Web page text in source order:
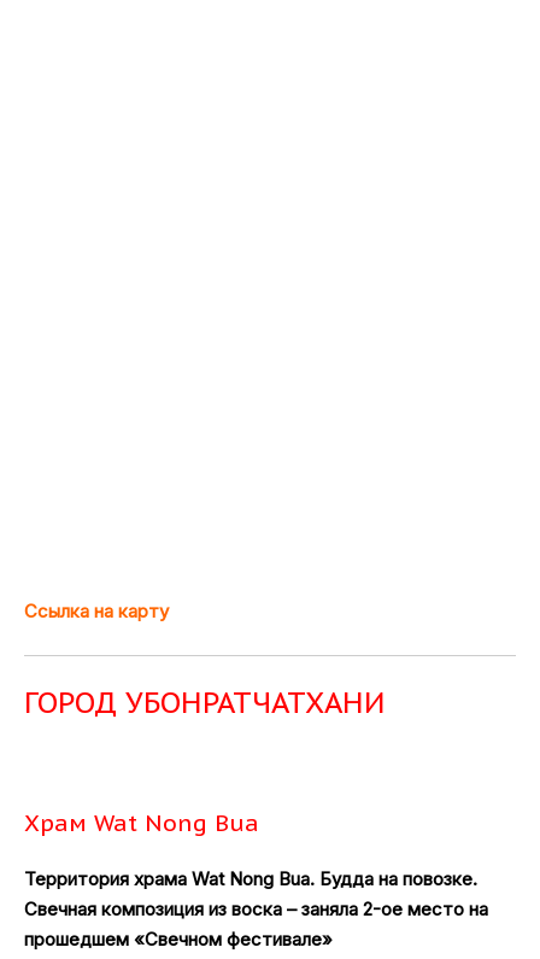
Ссылка на карту
ГОРОД УБОНРАТЧАТХАНИ
Храм Wat Nong Bua
Территория храма Wat Nong Bua. Будда на повозке.
Свечная композиция из воска – заняла 2-ое место на
прошедшем «Свечном фестивале»